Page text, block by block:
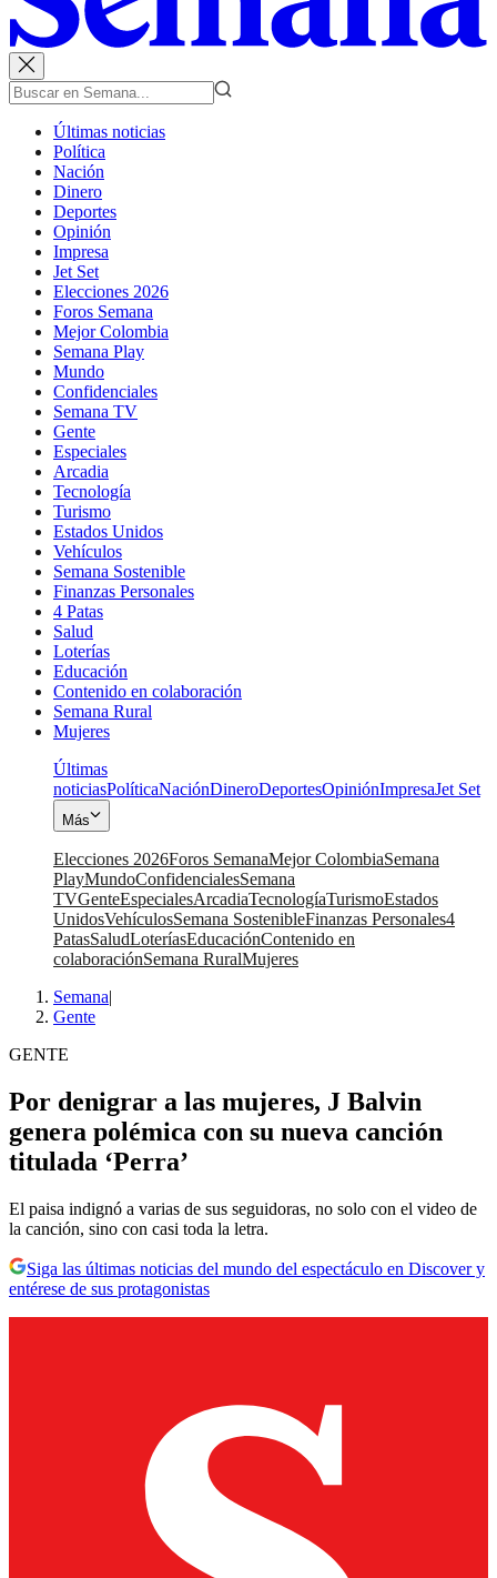
Últimas noticias
Política
Nación
Dinero
Deportes
Opinión
Impresa
Jet Set
Elecciones 2026
Foros Semana
Mejor Colombia
Semana Play
Mundo
Confidenciales
Semana TV
Gente
Especiales
Arcadia
Tecnología
Turismo
Estados Unidos
Vehículos
Semana Sostenible
Finanzas Personales
4 Patas
Salud
Loterías
Educación
Contenido en colaboración
Semana Rural
Mujeres
Últimas
noticiasPolíticaNaciónDineroDeportesOpiniónImpresaJet Set
Más
Elecciones 2026Foros SemanaMejor ColombiaSemana
PlayMundoConfidencialesSemana
TVGenteEspecialesArcadiaTecnologíaTurismoEstados
UnidosVehículosSemana SostenibleFinanzas Personales4
PatasSaludLoteríasEducaciónContenido en
colaboraciónSemana RuralMujeres
Semana|
Gente
GENTE
Por denigrar a las mujeres, J Balvin
genera polémica con su nueva canción
titulada ‘Perra’
El paisa indignó a varias de sus seguidoras, no solo con el video de
la canción, sino con casi toda la letra.
Siga las últimas noticias del mundo del espectáculo en Discover y
entérese de sus protagonistas